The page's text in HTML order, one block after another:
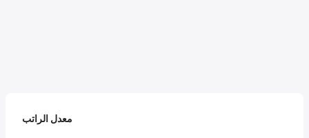
معدل الراتب